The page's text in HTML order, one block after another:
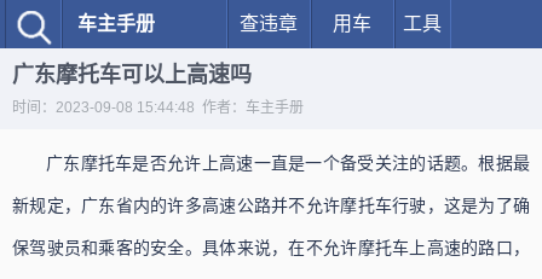
车主手册 查违章 用车 工具
广东摩托车可以上高速吗
时间：2023-09-08 15:44:48 作者：车主手册
广东摩托车是否允许上高速一直是一个备受关注的话题。根据最
新规定，广东省内的许多高速公路并不允许摩托车行驶，这是为了确
保驾驶员和乘客的安全。具体来说，在不允许摩托车上高速的路口，